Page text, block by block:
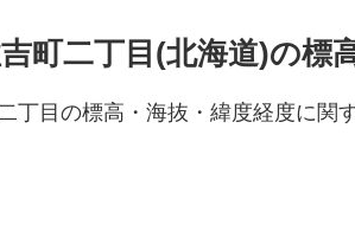
町二丁目(北海道)の標
丁目の標高・海抜・緯度経度に関